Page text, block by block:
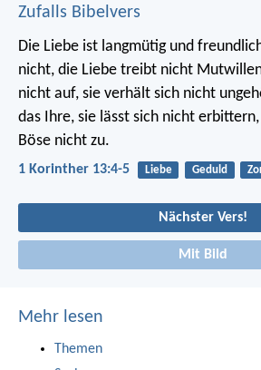
Zufalls Bibelvers
Die Liebe ist langmütig und
nicht, die Liebe treibt nicht
nicht auf, sie verhält sich nicht
das Ihre, sie lässt sich nicht
Böse nicht zu.
1 Korinther 13:4-5 Liebe Geduld
Nächster Vers!
Mit Bild
Mehr lesen
Themen